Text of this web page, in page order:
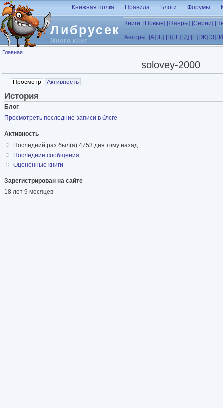
Перейти к основному содержанию
Либрусек
Много книг
Книжная полка Правила Блоги Форумы
Книги: [Новые] [Жанры] [Серии]
Авторы: [А] [Б] [В] [Г] [Д] [Е] [Ж] [З]
Вы здесь
Главная
solovey-2000
Главные вкладки
Просмотр (активная вкладка)
Активность
История
Блог
Просмотреть последние записи в блоге
Активность
Последний раз был(а) 4753 дня тому назад
Последние cообщения
Оценённые книги
Зарегистрирован на сайте
18 лет 9 месяцев